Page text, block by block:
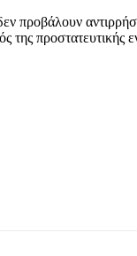
προβάλουν
της προστατευτικής